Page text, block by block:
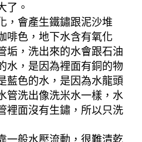
了。
，會產生鐵鏽跟泥沙堆
啡色，地下水含有氧化
垢，洗出來的水會跟石油
水，是因為裡面有銅的物
藍色的水，是因為水龍頭
管洗出像洗米水一樣，水
裡面沒有生鏽，所以只洗